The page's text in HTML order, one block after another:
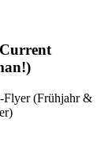
Flyer (Frühjahr &